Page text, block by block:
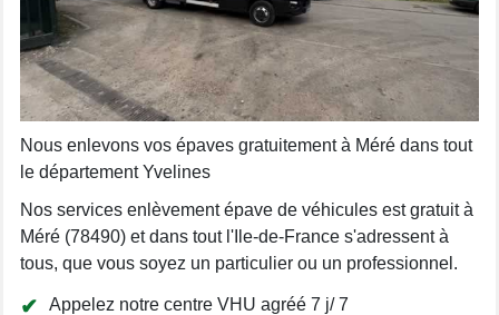
Nous enlevons vos épaves gratuitement à Méré dans tout
le département Yvelines
Nos services enlèvement épave de véhicules est gratuit à
Méré (78490) et dans tout l'Ile-de-France s'adressent à
tous, que vous soyez un particulier ou un professionnel.
Appelez notre centre VHU agréé 7 j/ 7